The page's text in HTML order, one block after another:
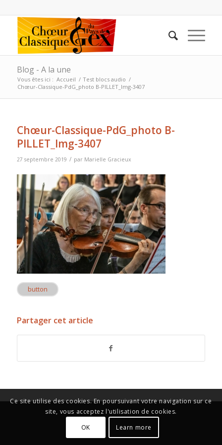
Blog - A la une
Vous êtes ici : Accueil / Test blocs audio /
Chœur-Classique-PdG_photo B-PILLET_Img-3407
Chœur-Classique-PdG_photo B-
PILLET_Img-3407
27 septembre 2019 / par Marielle Gracieux
button
Partager cet article
Ce site utilise des cookies. En poursuivant votre navigation sur ce
site, vous acceptez l'utilisation de cookies.
OK
Learn more